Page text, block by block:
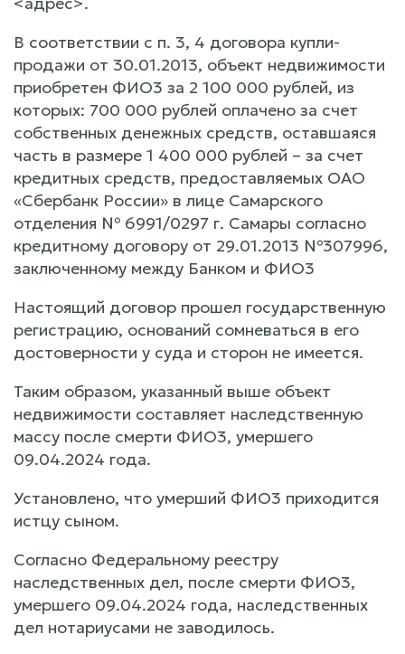
В соответствии с п. 3, 4 договора купли-
продажи от 30.01.2013, объект недвижимости
приобретен ФИО3 за 2 100 000 рублей, из
которых: 700 000 рублей оплачено за счет
собственных денежных средств, оставшаяся
часть в размере 1 400 000 рублей – за счет
кредитных средств, предоставляемых ОАО
«Сбербанк России» в лице Самарского
отделения № 6991/0297 г. Самары согласно
кредитному договору от 29.01.2013 №307996,
заключенному между Банком и ФИО3
Настоящий договор прошел государственную
регистрацию, оснований сомневаться в его
достоверности у суда и сторон не имеется.
Таким образом, указанный выше объект
недвижимости составляет наследственную
массу после смерти ФИО3, умершего
09.04.2024 года.
Установлено, что умерший ФИО3 приходится
истцу сыном.
Согласно Федеральному реестру
наследственных дел, после смерти ФИО3,
умершего 09.04.2024 года, наследственных
дел нотариусами не заводилось.